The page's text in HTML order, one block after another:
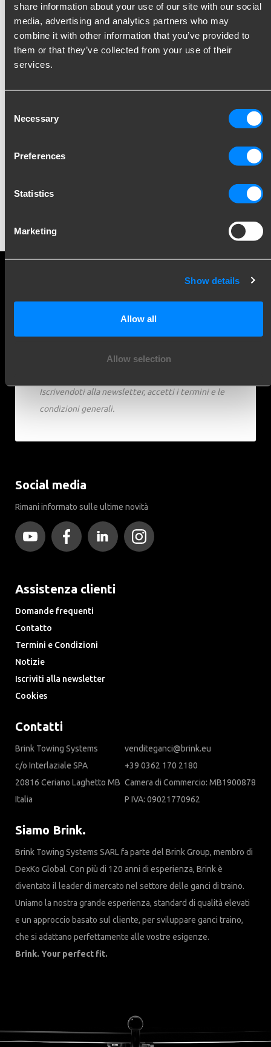
share information about your use of our site with our social
media, advertising and analytics partners who may
combine it with other information that you’ve provided to
them or that they’ve collected from your use of their
services.
Selection
Necessary
Preferences
Statistics
Marketing
Show details
Allow all
Allow selection
Accessori per gancio traino
- -
Rimani aggiornato!
aggiornamenti direttamente nella tua casella di
Iscriviti
Iscrivendoti alla newsletter, accetti i termini e le
condizioni generali.
Social media
Rimani informato sulle ultime novità
Assistenza clienti
Domande frequenti
Contatto
Termini e Condizioni
Notizie
Iscriviti alla newsletter
Cookies
Contatti
Brink Towing Systems
c/o Interlaziale SPA
20816 Ceriano Laghetto MB
Italia
venditeganci@brink.eu
+39 0362 170 2180
Camera di Commercio: MB1900878
P IVA: 09021770962
Siamo Brink.
Brink Towing Systems SARL fa parte del Brink Group, membro di
DexKo Global. Con più di 120 anni di esperienza, Brink è
diventato il leader di mercato nel settore delle ganci di traino.
Uniamo la nostra grande esperienza, standard di qualità elevati
e un approccio basato sul cliente, per sviluppare ganci traino,
che si adattano perfettamente alle vostre esigenze.
Brink. Your perfect fit.